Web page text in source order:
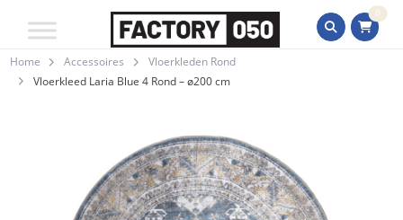
0
Home Accessoires
Vloerkleden Rond
Vloerkleed Laria Blue 4 Rond – ø200 cm